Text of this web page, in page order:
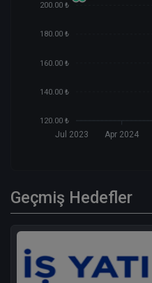
200.00 ₺
180.00 ₺
160.00 ₺
140.00 ₺
120.00 ₺
Jul 2023 Apr 2024
Geçmiş Hedefler